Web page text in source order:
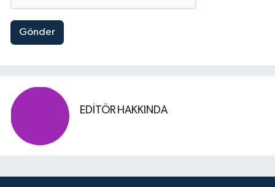
Gönder
EDITÖR HAKKINDA